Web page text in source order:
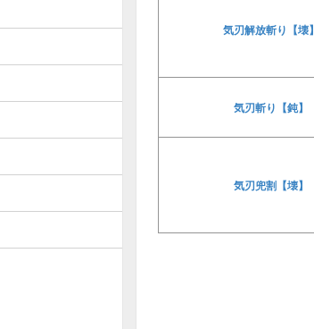
気刃解放斬り【壊】
気刃斬り【鈍】
気刃兜割【壊】